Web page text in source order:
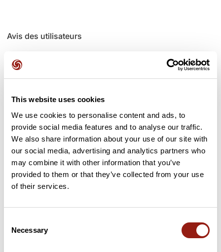
This website uses cookies
We use cookies to personalise content and ads, to
provide social media features and to analyse our traffic.
We also share information about your use of our site with
our social media, advertising and analytics partners who
may combine it with other information that you’ve
provided to them or that they’ve collected from your use
of their services.
Selection
Necessary
Avis des utilisateurs
Soyez le premier à ajouter un avis !
Cols le long du parcours
34 km
Résumé